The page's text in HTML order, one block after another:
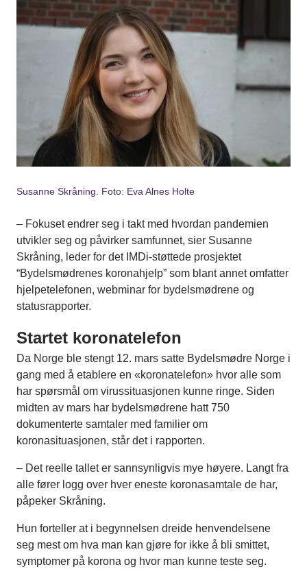
Susanne Skråning. Foto: Eva Alnes Holte
– Fokuset endrer seg i takt med hvordan pandemien
utvikler seg og påvirker samfunnet, sier Susanne
Skråning, leder for det IMDi-støttede prosjektet
“Bydelsmødrenes koronahjelp” som blant annet omfatter
hjelpetelefonen, webminar for bydelsmødrene og
statusrapporter.
Startet koronatelefon
Da Norge ble stengt 12. mars satte Bydelsmødre Norge i
gang med å etablere en «koronatelefon» hvor alle som
har spørsmål om virussituasjonen kunne ringe. Siden
midten av mars har bydelsmødrene hatt 750
dokumenterte samtaler med familier om
koronasituasjonen, står det i rapporten.
– Det reelle tallet er sannsynligvis mye høyere. Langt fra
alle fører logg over hver eneste koronasamtale de har,
påpeker Skråning.
Hun forteller at i begynnelsen dreide henvendelsene
seg mest om hva man kan gjøre for ikke å bli smittet,
symptomer på korona og hvor man kunne teste seg.